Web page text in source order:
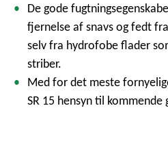
De gode
fjernelse af snavs og fedt
selv fra hydrofobe flader
striber.
Med for det meste
SR 15 hensyn til kommende